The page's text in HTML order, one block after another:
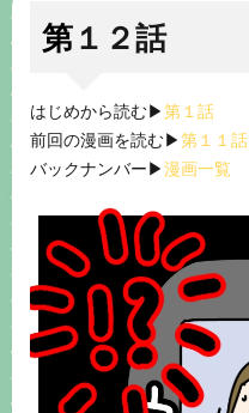
第１２話
はじめから読む▶︎第１話
前回の漫画を読む▶︎第１１話
バックナンバー▶︎漫画一覧